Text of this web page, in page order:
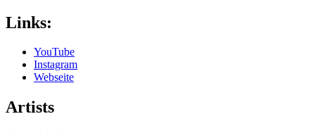
Links:
YouTube
Instagram
Webseite
Artists